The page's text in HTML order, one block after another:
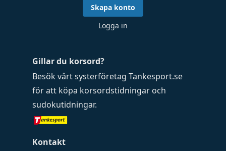
Gillar du korsord?
Besök vårt systerföretag Tankesport.se
för att köpa korsordstidningar och
sudokutidningar.
Kontakt
Skapa konto
Logga in